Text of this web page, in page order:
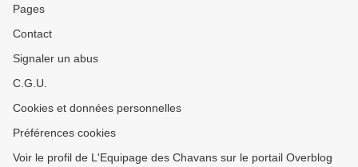
Pages
Contact
Signaler un abus
C.G.U.
Cookies et données personnelles
Préférences cookies
Voir le profil de L'Equipage des Chavans sur le portail Overblog